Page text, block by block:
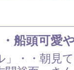
船頭可愛
」・・朝見